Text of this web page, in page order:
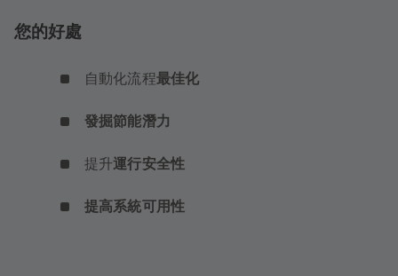
您的好處
自動化流程最佳化
發掘節能潛力
提升運行安全性
提高系統可用性